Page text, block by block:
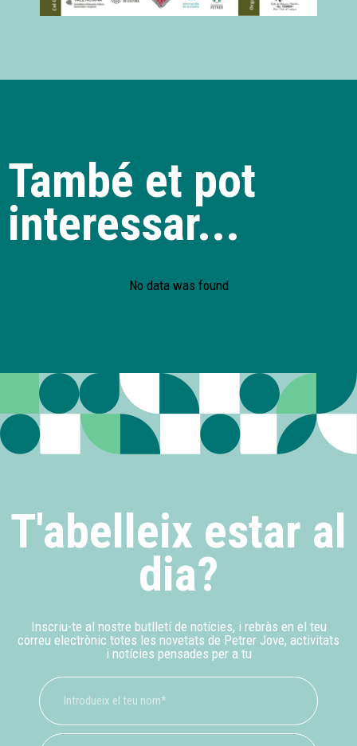
També et pot
interessar...
No data was found
T'abelleix estar al
dia?
Inscriu-te al nostre butlletí de notícies, i rebràs en el teu
correu electrònic totes les novetats de Petrer Jove, activitats
i notícies pensades per a tu